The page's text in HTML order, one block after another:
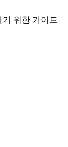
위한 가이드